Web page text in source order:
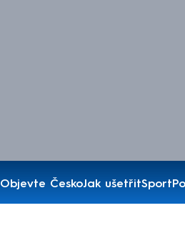
Objevte ČeskoJak ušetřitSport